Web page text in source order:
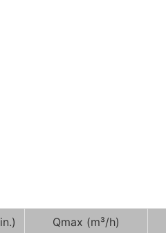
Qmax (m³/h)